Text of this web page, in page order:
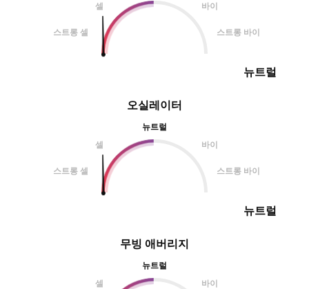
오실레이터
뉴트럴
셀
바이
스트롱 셀 스트롱 바이
뉴트럴
셀
바이
스트롱 셀 스트롱 바이
뉴트럴
무빙 애버리지
뉴트럴
셀
바이